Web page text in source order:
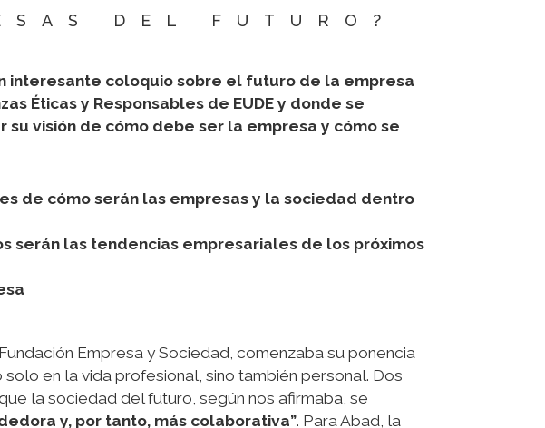
DEL FUTURO?
interesante coloquio sobre el futuro de la empresa
Éticas y Responsables de EUDE y donde se
visión de cómo debe ser la empresa y cómo se
de cómo serán las empresas y la sociedad dentro
serán las tendencias empresariales de los próximos
Empresa y Sociedad, comenzaba su ponencia
en la vida profesional, sino también personal. Dos
la sociedad del futuro, según nos afirmaba, se
y, por tanto, más colaborativa”. Para Abad, la